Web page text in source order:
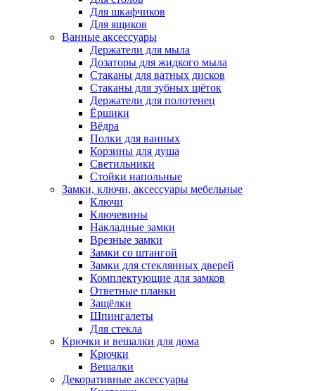
Для шкафчиков
Для ящиков
Ванные аксессуары
Держатели для мыла
Дозаторы для жидкого мыла
Стаканы для ватных дисков
Стаканы для зубных щёток
Держатели для полотенец
Ёршики
Вёдра
Полки для ванных
Корзины для душа
Светильники
Стойки напольные
Замки, ключи, аксессуары мебельные
Ключи
Ключевины
Накладные замки
Врезные замки
Замки со штангой
Замки для стеклянных дверей
Комплектующие для замков
Ответные планки
Защёлки
Шпингалеты
Для стекла
Крючки и вешалки для дома
Крючки
Вешалки
Декоративные аксессуары